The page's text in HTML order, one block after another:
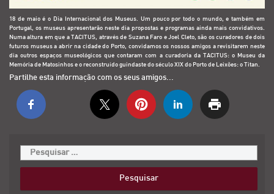
18 de maio é o Dia Internacional dos Museus. Um pouco por todo o mundo, e também em
Portugal, os museus apresentarão neste dia propostas e programas ainda mais convidativos.
Numa altura em que a TACITUS, através de Suzana Faro e Joel Cleto, são os curadores de dois
futuros museus a abrir na cidade do Porto, convidamos os nossos amigos a revisitarem neste
dia outros espaços museológicos que contaram com a curadoria da TACITUS: o Museu da
Memória de Matosinhos e o reconstruído guindaste do século XIX do Porto de Leixões: o Titan.
Partilhe esta informação com os seus amigos...